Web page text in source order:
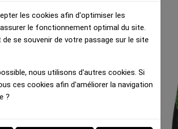
les cookies afin d'optimiser les
le fonctionnement optimal du site.
se souvenir de votre passage sur le site
nous utilisons d'autres cookies. Si
ces cookies afin d'améliorer la navigation
?